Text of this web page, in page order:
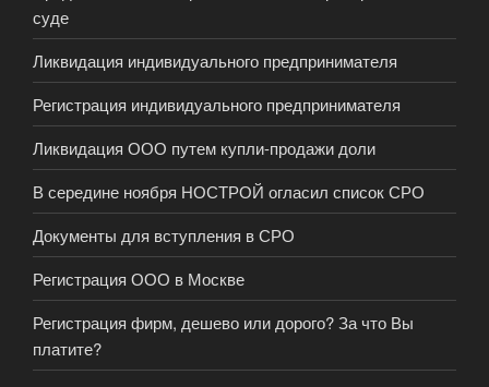
суде
Ликвидация индивидуального предпринимателя
Регистрация индивидуального предпринимателя
Ликвидация ООО путем купли-продажи доли
В середине ноября НОСТРОЙ огласил список СРО
Документы для вступления в СРО
Регистрация ООО в Москве
Регистрация фирм, дешево или дорого? За что Вы
платите?